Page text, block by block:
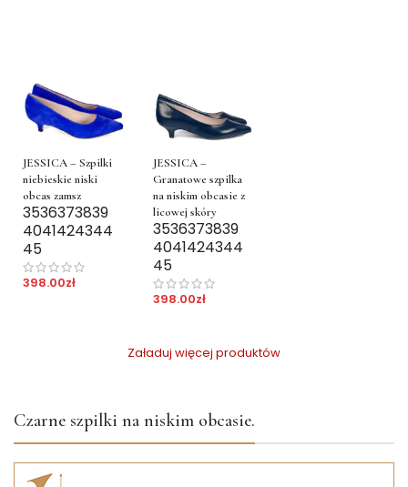
JESSICA – Szpilki
niebieskie niski
obcas zamsz
3536373839
4041424344
45
398.00zł
JESSICA –
Granatowe szpilka
na niskim obcasie z
licowej skóry
3536373839
4041424344
45
398.00zł
Załaduj więcej produktów
Czarne szpilki na niskim obcasie.